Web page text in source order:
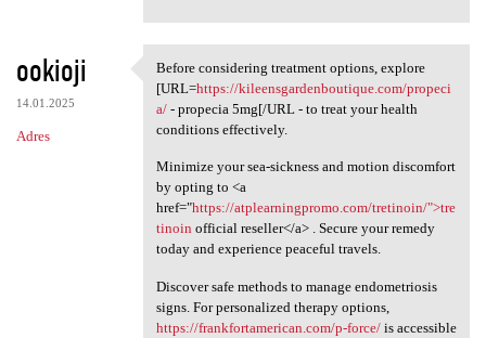
ookioji
14.01.2025
Adres
Before considering treatment
Before considering treatment options, explore
[URL=https://kileensgardenboutique.com/propeci
a/- propecia 5mg[/URL - to treat your health
conditions effectively.
Minimize your sea-sickness and motion discomfort
by opting to <a
href="https://atplearningpromo.com/tretinoin/">tre
tinoin official reseller</a> . Secure your remedy
today and experience peaceful travels.
Discover safe methods to manage endometriosis
signs. For personalized therapy options,
https://frankfortamerican.com/p-force/is accessible